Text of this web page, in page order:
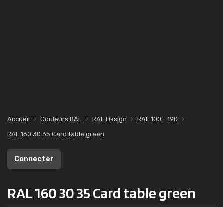
Accueil Couleurs RAL RAL Design
RAL 100 - 190
RAL 160 30 35 Card table green
Connecter
RAL 160 30 35 Card table green